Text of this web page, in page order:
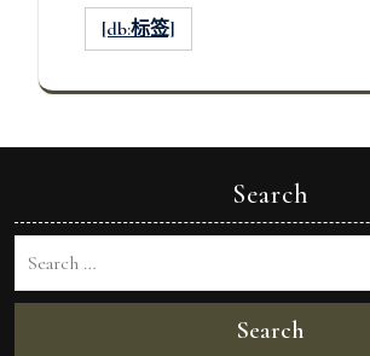
[db:标签]
Search
Search